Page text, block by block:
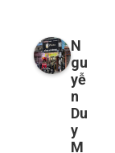
N
gu
yễ
n
Du
y
M